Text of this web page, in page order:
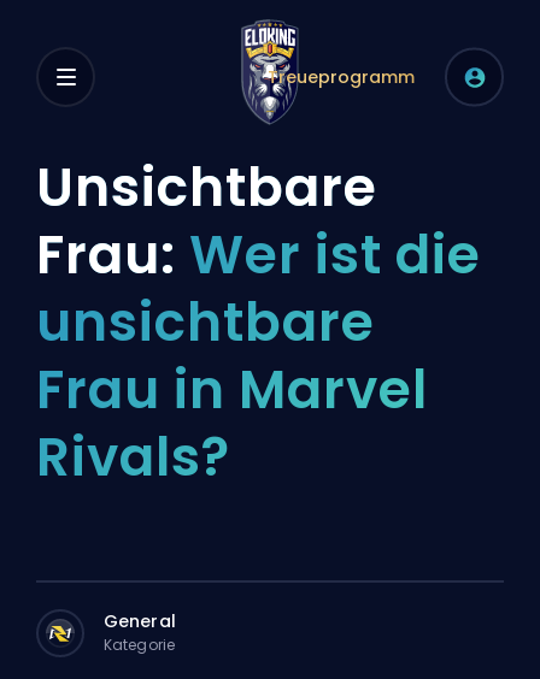
Treueprogramm
Unsichtbare
Frau: Wer ist die
unsichtbare
Frau in Marvel
Rivals?
General
Kategorie